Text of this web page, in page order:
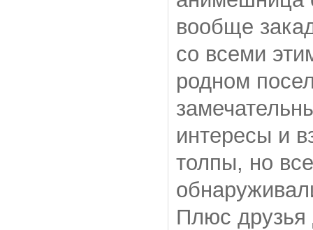
вообще
со всеми
родном
интересы и
толпы, но
Плюс друзья